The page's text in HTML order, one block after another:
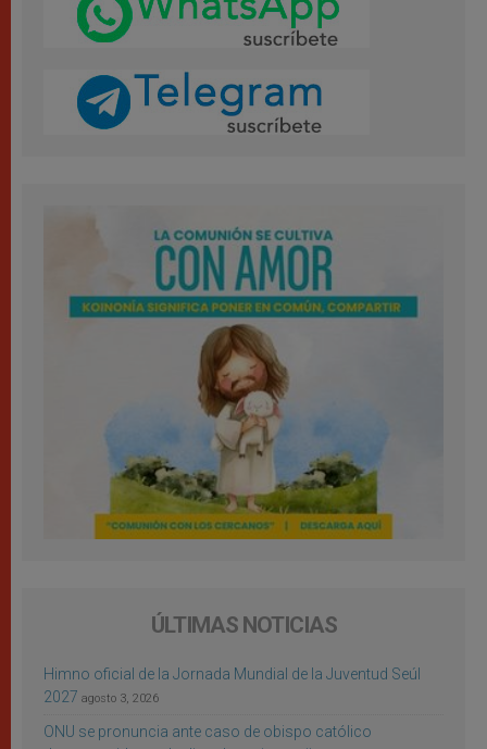
ÚLTIMAS NOTICIAS
Himno oficial de la Jornada Mundial de la Juventud Seúl
2027 agosto 3, 2026
ONU se pronuncia ante caso de obispo católico